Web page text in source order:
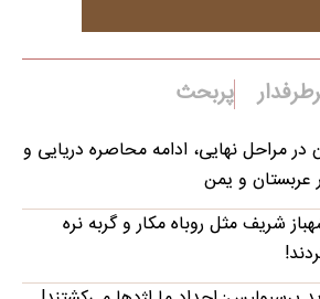
پربحث
در مراحل نهایی، ادامه محاصره دریایی و
و یمن
شریف مثل روباه مکار و گربه نره